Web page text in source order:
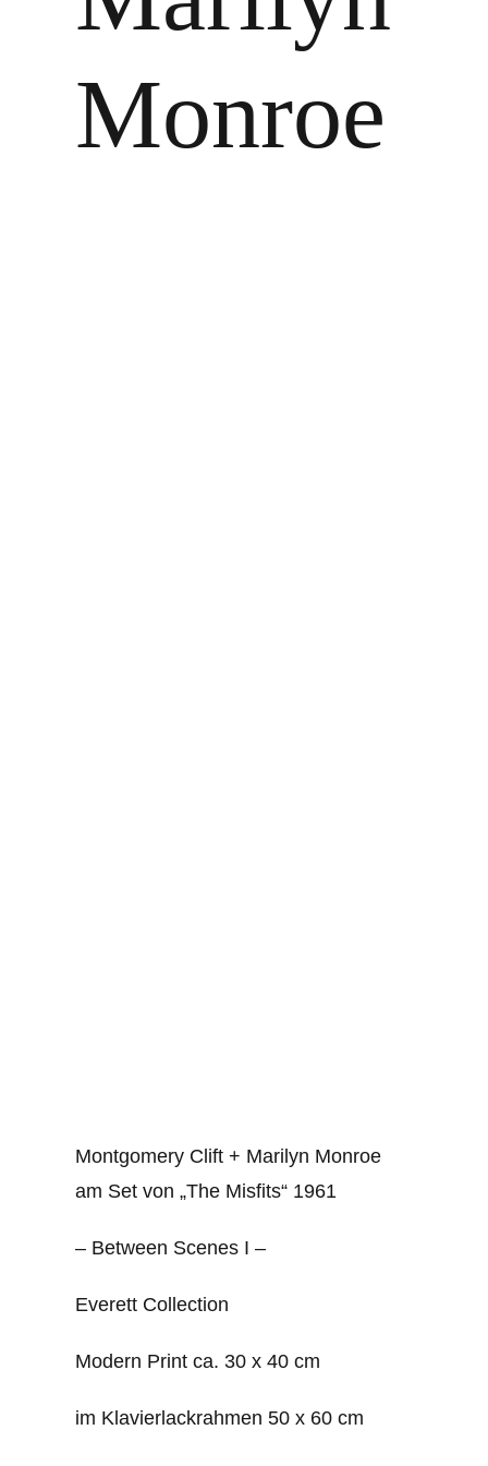
Monroe
Montgomery Clift + Marilyn Monroe
am Set von „The Misfits“ 1961
– Between Scenes I –
Everett Collection
Modern Print ca. 30 x 40 cm
im Klavierlackrahmen 50 x 60 cm